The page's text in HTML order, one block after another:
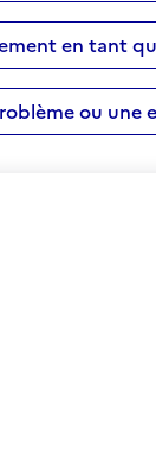
en tant
ou une